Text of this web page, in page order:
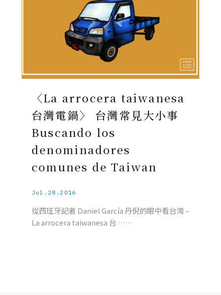
〈La arrocera taiwanesa
台灣電鍋〉 台灣常見大小事
Buscando los
denominadores
comunes de Taiwan
Jul.28.2016
從西班牙記者 Daniel García 丹倪的眼中看台灣 –
La arrocera taiwanesa 台 ……